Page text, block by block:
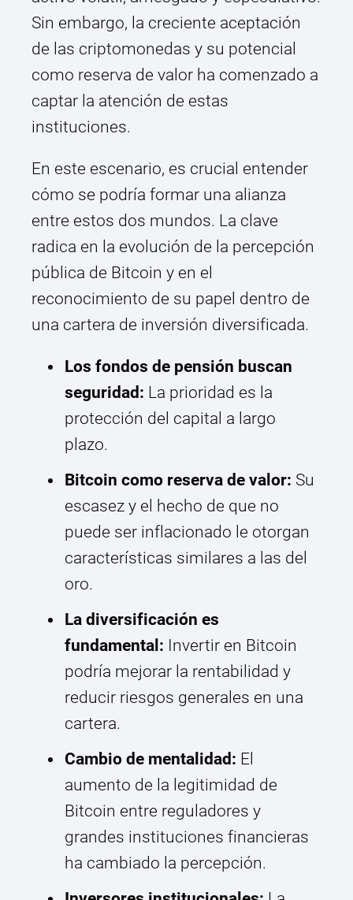
Sin embargo, la creciente aceptación
de las criptomonedas y su potencial
como reserva de valor ha comenzado a
captar la atención de estas
instituciones.
En este escenario, es crucial entender
cómo se podría formar una alianza
entre estos dos mundos. La clave
radica en la evolución de la percepción
pública de Bitcoin y en el
reconocimiento de su papel dentro de
una cartera de inversión diversificada.
Los fondos de pensión buscan
seguridad: La prioridad es la
protección del capital a largo
plazo.
Bitcoin como reserva de valor: Su
escasez y el hecho de que no
puede ser inflacionado le otorgan
características similares a las del
oro.
La diversificación es
fundamental: Invertir en Bitcoin
podría mejorar la rentabilidad y
reducir riesgos generales en una
cartera.
Cambio de mentalidad: El
aumento de la legitimidad de
Bitcoin entre reguladores y
grandes instituciones financieras
ha cambiado la percepción.